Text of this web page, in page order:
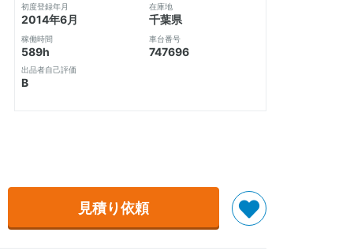
初度登録年月
2014年6月
稼働時間
589h
出品者自己評価
B
在庫地
千葉県
車台番号
747696
見積り依頼